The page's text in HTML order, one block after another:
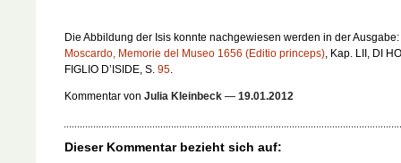
Die Abbildung der Isis konnte nachgewiesen werden in der Ausgabe:
Moscardo, Memorie del Museo 1656 (Editio princeps), Kap. LII, DI
FIGLIO D’ISIDE, S. 95.
Kommentar von Julia Kleinbeck — 19.01.2012
Dieser Kommentar bezieht sich auf: